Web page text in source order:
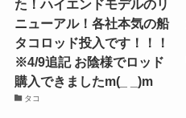
た！ハイエンドモデルのリ
ニューアル！各社本気の船
タコロッド投入です！！！
※4/9追記 お陰様でロッド
購入できましたm(_ _)m
タコ